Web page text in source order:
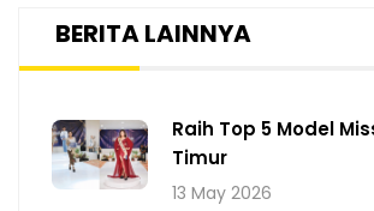
BERITA LAINNYA
Raih Top 5 Model
Timur
13 May 2026